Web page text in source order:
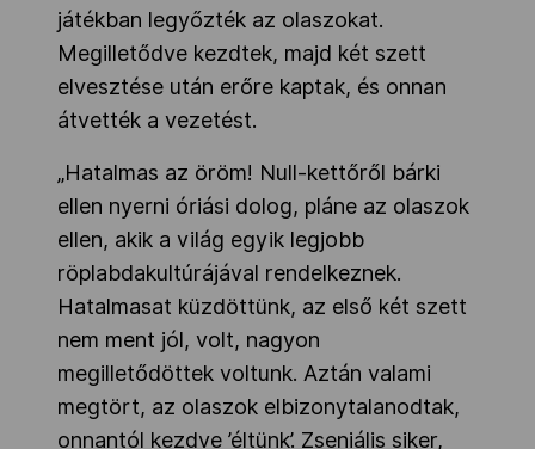
játékban legyőzték az olaszokat.
Megilletődve kezdtek, majd két szett
elvesztése után erőre kaptak, és onnan
átvették a vezetést.
„Hatalmas az öröm! Null-kettőről bárki
ellen nyerni óriási dolog, pláne az olaszok
ellen, akik a világ egyik legjobb
röplabdakultúrájával rendelkeznek.
Hatalmasat küzdöttünk, az első két szett
nem ment jól, volt, nagyon
megilletődöttek voltunk. Aztán valami
megtört, az olaszok elbizonytalanodtak,
onnantól kezdve ’éltünk’. Zseniális siker,